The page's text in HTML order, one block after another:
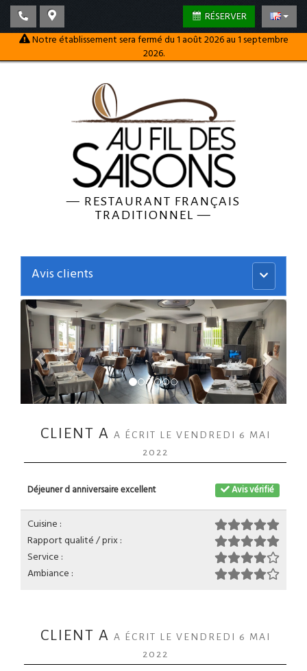
RÉSERVER
Notre établissement sera fermé du 1 août 2026 au 1 septembre
2026.
— RESTAURANT FRANÇAIS
TRADITIONNEL—
Menu
principal
Avis clients
CLIENT A A ÉCRIT LE VENDREDI 6 MAI
2022
Avis vérifié
Déjeuner d anniversaire excellent
Cuisine :
Rapport qualité / prix :
Service :
Ambiance :
CLIENT A A ÉCRIT LE VENDREDI 6 MAI
2022